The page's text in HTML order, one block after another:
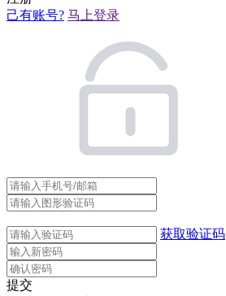
己有账号? 马上登录
获取验证码
提交